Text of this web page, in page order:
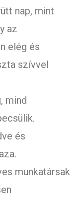
nap, mint
az
elég és
szívvel
mind
és
munkatársak